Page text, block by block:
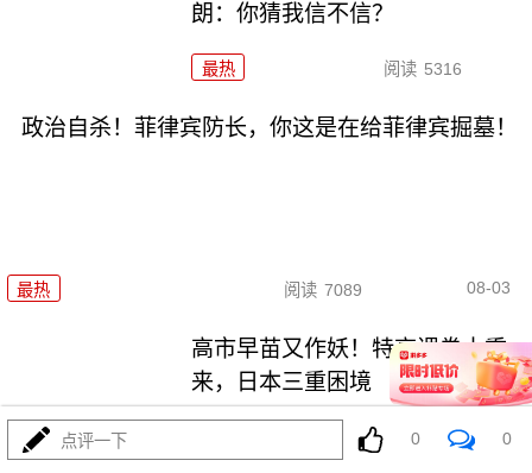
朗：你猜我信不信？
最热 阅读 5316
政治自杀！菲律宾防长，你这是在给菲律宾掘墓！
最热 阅读 7089 08-03
高市早苗又作妖！特高课卷土重
来，日本三重困境
阅读 4686
点评一下 0 0